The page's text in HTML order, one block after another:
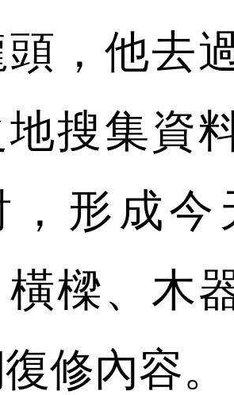
，他去
搜集資
，形成
樑、木
修內容。